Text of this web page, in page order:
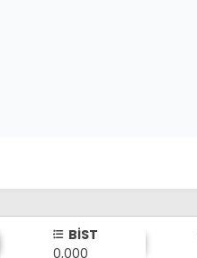
BİST
0,000